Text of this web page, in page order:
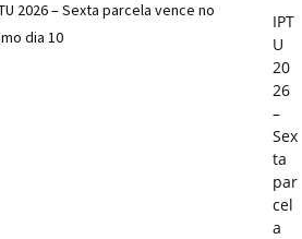
IPT
U
20
26
–
Sex
ta
par
cel
a